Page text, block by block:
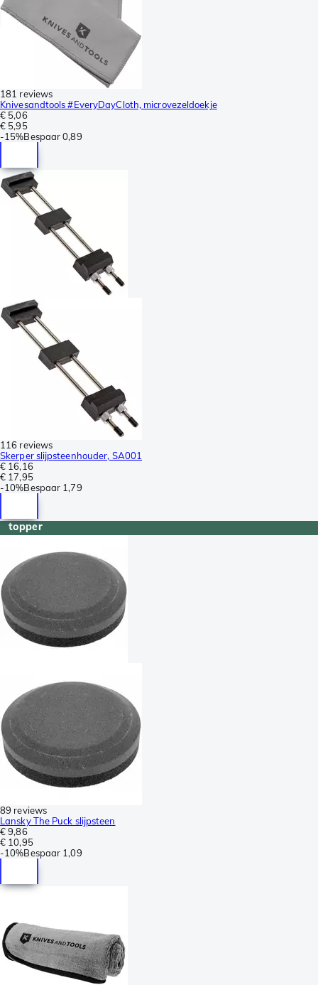
181 reviews
Knivesandtools #EveryDayCloth, microvezeldoekje
€ 5,06
€ 5,95
-15%Bespaar 0,89
116 reviews
Skerper slijpsteenhouder, SA001
€ 16,16
€ 17,95
-10%Bespaar 1,79
topper
89 reviews
Lansky The Puck slijpsteen
€ 9,86
€ 10,95
-10%Bespaar 1,09